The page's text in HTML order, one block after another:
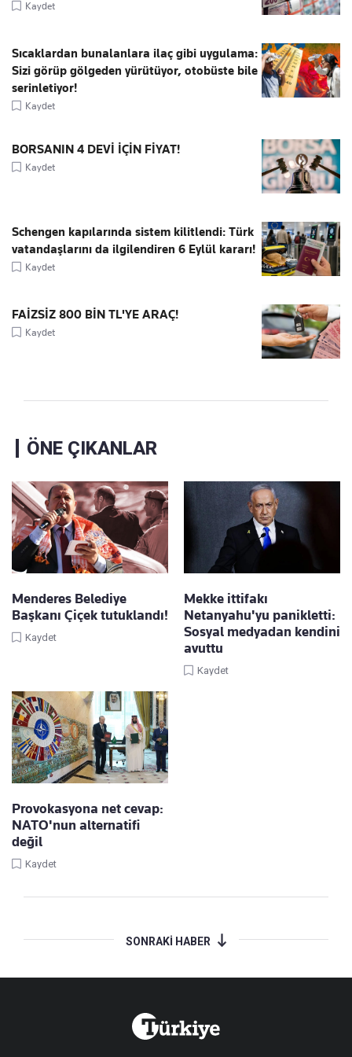
Kaydet
Sıcaklardan bunalanlara ilaç gibi uygulama:
Sizi görüp gölgeden yürütüyor, otobüste bile
serinletiyor!
Kaydet
BORSANIN 4 DEVİ İÇİN FİYAT!
Kaydet
Schengen kapılarında sistem kilitlendi: Türk
vatandaşlarını da ilgilendiren 6 Eylül kararı!
Kaydet
FAİZSİZ 800 BİN TL'YE ARAÇ!
Kaydet
ÖNE ÇIKANLAR
Menderes Belediye
Başkanı Çiçek tutuklandı!
Kaydet
Mekke ittifakı
Netanyahu'yu panikletti:
Sosyal medyadan kendini
avuttu
Kaydet
Provokasyona net cevap:
NATO'nun alternatifi
değil
Kaydet
SONRAKİ HABER